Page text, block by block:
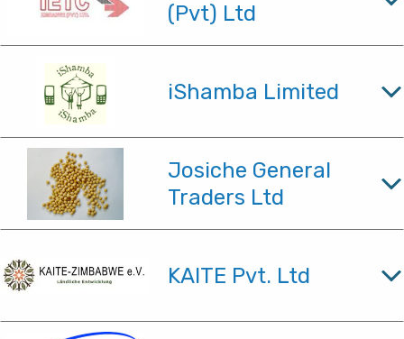
(Pvt) Ltd
iShamba Limited
Josiche General
Traders Ltd
KAITE Pvt. Ltd